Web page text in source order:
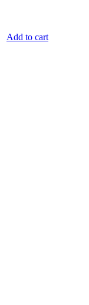
Add to cart